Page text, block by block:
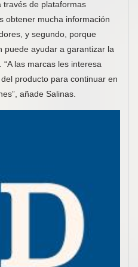
través de plataformas
obtener mucha información
y segundo, porque
puede ayudar a garantizar la
las marcas les interesa
producto para continuar en
añade Salinas.